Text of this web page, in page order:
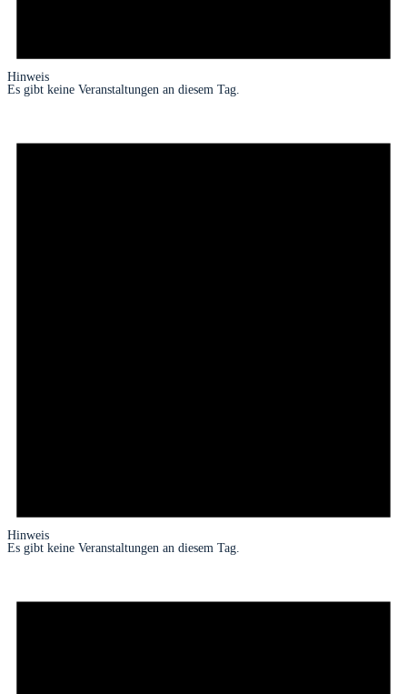
Hinweis
Es gibt keine Veranstaltungen an diesem Tag.
Hinweis
Es gibt keine Veranstaltungen an diesem Tag.